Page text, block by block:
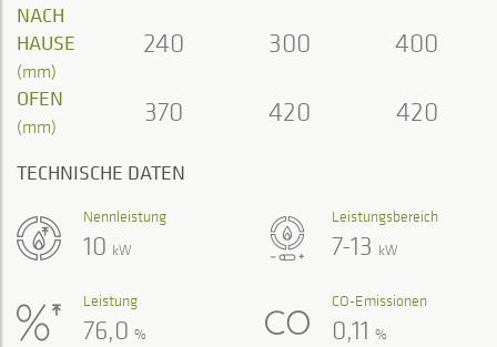
NACH
HAUSE
(mm)
240 300 400
OFEN
(mm) 370 420 420
TECHNISCHE DATEN
Leistungsbereich
7-13 kW
Nennleistung
10 kW
Leistung
76,0 %
CO-Emissionen
0,11 %